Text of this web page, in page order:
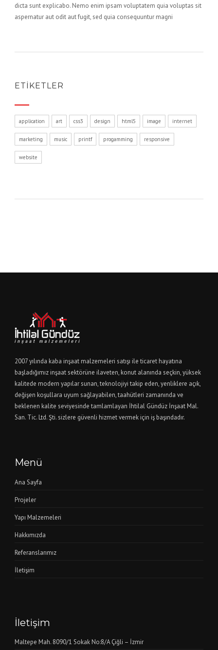
dicta sunt explicabo. Nemo enim ipsam voluptatem quia voluptas sit
aspernatur aut odit aut fugit, sed quia consequuntur magni
ETIKETLER
application art css3 design html5 image internet
marketing music printf progamming responsive
website
2007 yılında kaba inşaat malzemeleri satışı ile ticaret hayatına
başladığımız inşaat sektörüne ilaveten, konut alanında seçkin, yüksek
kalitede modern yapılar sunan, teknolojiyi takip eden, yenliklere açık,
değişen koşullara uyum sağlayabilen, taahütleri zamanında ve
beklenen kalite seviyesinde tamlamlayan İhtilal Gündüz İnşaat Mal.
San. Tic. Ltd. Şti. sizlere güvenli hizmet vermek için iş başındadır.
Menü
Ana Sayfa
Projeler
Yapı Malzemeleri
Hakkımızda
Referanslarımız
İletişim
İletişim
Maltepe Mah. 8090/1 Sokak No:8/A Çiğli – İzmir